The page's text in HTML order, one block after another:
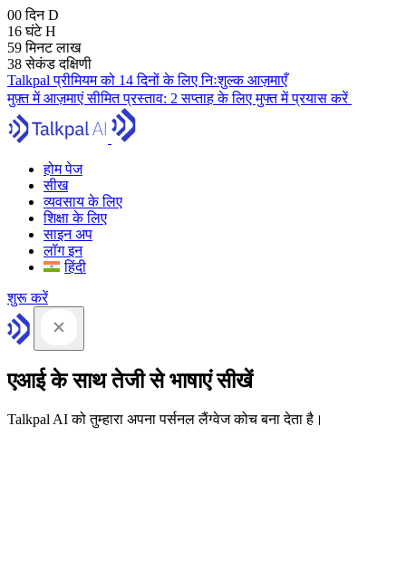
00 दिनD
16 घंटेH
59 मिनटलाख
38 सेकंडदक्षिणी
Talkpal प्रीमियम को 14 दिनों के लिए निःशुल्क आज़माएँ
मुफ़्त में आज़माएंसीमित प्रस्ताव: 2 सप्ताह के लिए मुफ्त में प्रयास करें
होम पेज
सीख
व्यवसाय के लिए
शिक्षा के लिए
साइन अप
लॉग इन
हिंदी
शुरू करें
एआई के साथ तेजी से भाषाएं सीखें
Talkpal AI को तुम्हारा अपना पर्सनल लैंग्वेज कोच बना देता है।